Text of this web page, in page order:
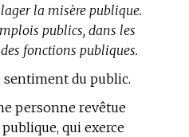
la misère publique.
publics, dans les
fonctions publiques.
sentiment du public.
personne revêtue
qui exerce